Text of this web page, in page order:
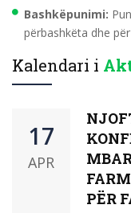
Bashkëpunimi:
përbashkëta dhe
Kalendari i
17
APR
PËR